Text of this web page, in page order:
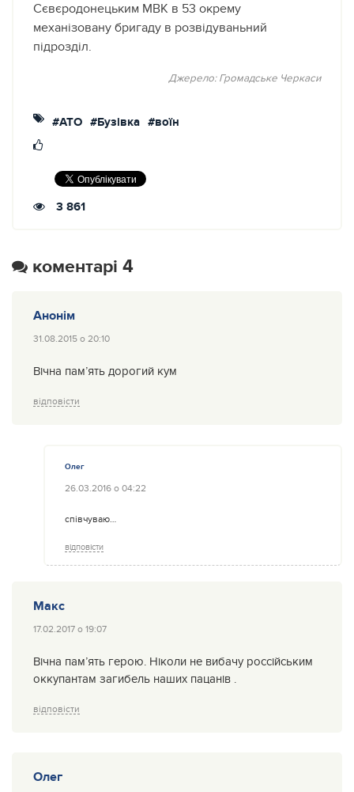
Сєвєродонецьким МВК в 53 окрему
механізовану бригаду в розвідуваньний
підрозділ.
Джерело:Громадське Черкаси
#АТО #Бузівка #воїн
3 861
коментарі 4
Анонім
31.08.2015 о 20:10
Вічна пам’ять дорогий кум
відповісти
Олег
26.03.2016 о 04:22
спiвчуваю…
відповісти
Макс
17.02.2017 о 19:07
Вічна пам’ять герою. Ніколи не вибачу россійським
оккупантам загибель наших пацанів .
відповісти
Олег